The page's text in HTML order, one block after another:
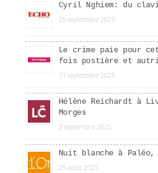
Cyril Nghiem: du
25 septembre 2025
Le crime paie pour
fois postière et
11 septembre 2025
Hélène Reichardt à
Morges
3 septembre 2025
Nuit blanche à Paléo,
25 août 2025